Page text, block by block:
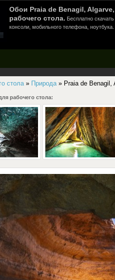
Обои Praia de Benagil,
рабочего стола. Бесплатно
консоли, мобильного телефона, ноутбука.
стола» Природа» Praia de Benagil,
рабочего стола: